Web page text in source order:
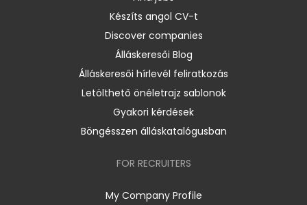
Készíts angol CV-t
Discover companies
Álláskeresői Blog
Álláskeresői hírlevél feliratkozás
Letölthető önéletrajz sablonok
Gyakori kérdések
Böngésszen álláskatalógusban
FOR RECRUITERS
My Company Profile